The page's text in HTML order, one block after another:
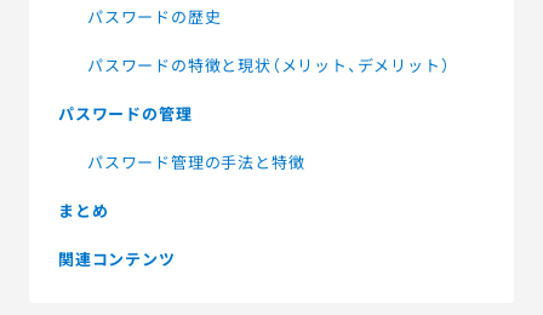
パスワードの歴史
パスワードの特徴と現状（メリット、デメリット）
パスワードの管理
パスワード管理の手法と特徴
まとめ
関連コンテンツ